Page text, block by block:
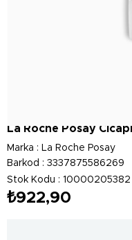
La Roche Posay
Marka : La Roche Posay
Barkod : 3337875586269
Stok Kodu
10000205382
₺922,90